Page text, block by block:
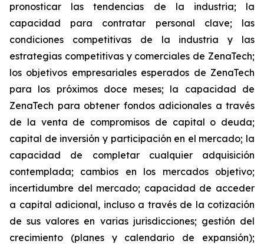
pronosticar las tendencias de la industria; la
capacidad para contratar personal clave; las
condiciones competitivas de la industria y las
estrategias competitivas y comerciales de ZenaTech;
los objetivos empresariales esperados de ZenaTech
para los próximos doce meses; la capacidad de
ZenaTech para obtener fondos adicionales a través
de la venta de compromisos de capital o deuda;
capital de inversión y participación en el mercado; la
capacidad de completar cualquier adquisición
contemplada; cambios en los mercados objetivo;
incertidumbre del mercado; capacidad de acceder
a capital adicional, incluso a través de la cotización
de sus valores en varias jurisdicciones; gestión del
crecimiento (planes y calendario de expansión);